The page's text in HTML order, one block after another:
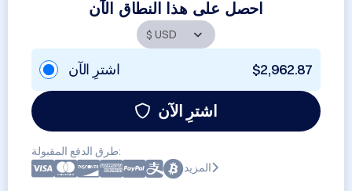
احصل على هذا النطاق الآن
اشترِ الآن $2,962.87
اشترِ الآن
طرق الدفع المقبولة:
المزيد